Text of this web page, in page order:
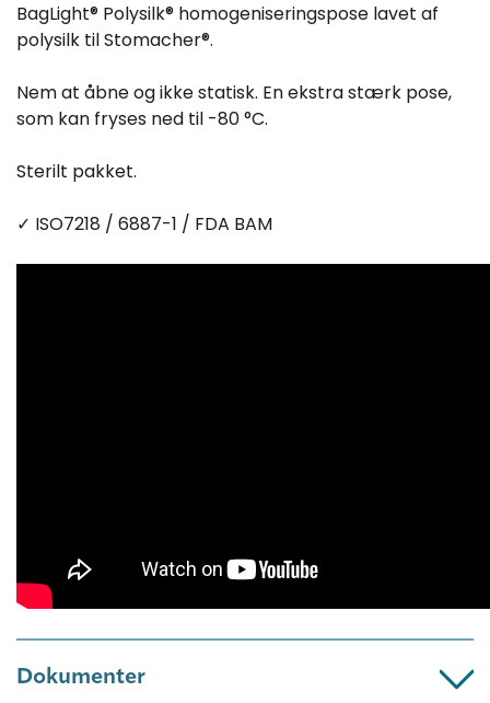
BagLight® Polysilk® homogeniseringspose lavet af
polysilk til Stomacher®.
Nem at åbne og ikke statisk. En ekstra stærk pose,
som kan fryses ned til -80 °C.
Sterilt pakket.
✓ ISO7218 / 6887-1 / FDA BAM
Dokumenter